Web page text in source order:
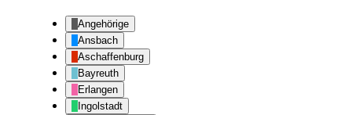
Angehörige
Ansbach
Aschaffenburg
Bayreuth
Erlangen
Ingolstadt